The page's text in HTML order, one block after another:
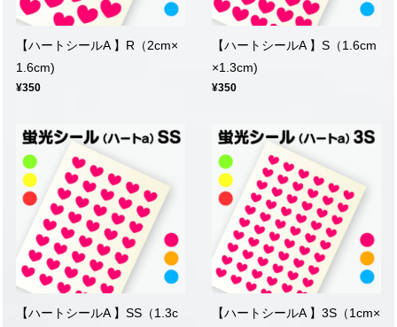
【ハートシールA 】R（2cm×
1.6cm)
¥350
【ハートシールA 】S（1.6cm
×1.3cm)
¥350
【ハートシールA 】SS（1.3c
【ハートシールA 】3S（1cm×